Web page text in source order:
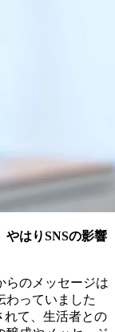
はりSNSの影響
らのメッセージは
わっていました
れて、生活者との